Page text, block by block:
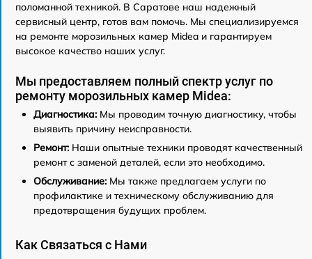
поломанной техникой. В Саратове наш надежный
сервисный центр, готов вам помочь. Мы специализируемся
на ремонте морозильных камер Midea и гарантируем
высокое качество наших услуг.
Мы предоставляем полный спектр услуг по
ремонту морозильных камер Midea:
Диагностика: Мы проводим точную диагностику, чтобы
выявить причину неисправности.
Ремонт: Наши опытные техники проводят качественный
ремонт с заменой деталей, если это необходимо.
Обслуживание: Мы также предлагаем услуги по
профилактике и техническому обслуживанию для
предотвращения будущих проблем.
Как Связаться с Нами